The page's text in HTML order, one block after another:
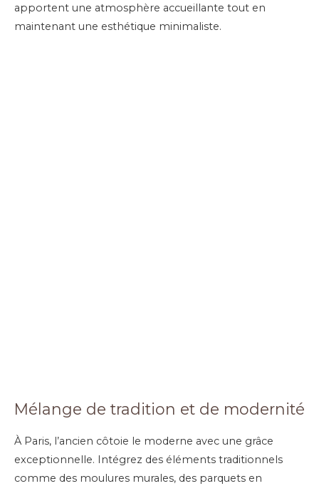
apportent une atmosphère accueillante tout en
maintenant une esthétique minimaliste.
Mélange de tradition et de modernité
À Paris, l’ancien côtoie le moderne avec une grâce
exceptionnelle. Intégrez des éléments traditionnels
comme des moulures murales, des parquets en